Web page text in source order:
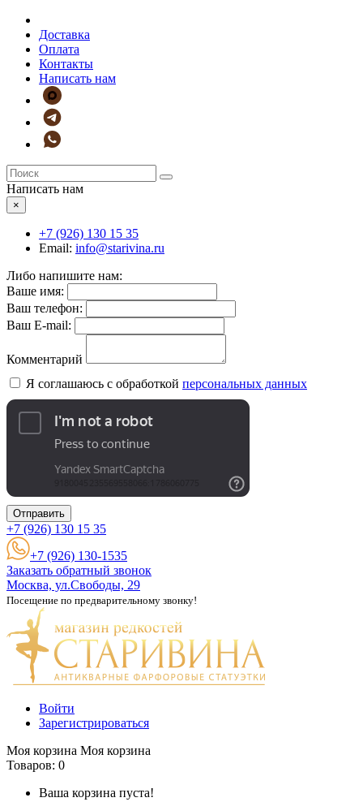
Доставка
Оплата
Контакты
Написать нам
Написать нам
×
+7 (926) 130 15 35
Email: info@starivina.ru
Либо напишите нам:
Ваше имя:
Ваш телефон:
Ваш E-mail:
Комментарий
Я соглашаюсь с обработкой персональных данных
Отправить
+7 (926) 130 15 35
+7 (926) 130-1535
Заказать обратный звонок
Москва, ул.Свободы, 29
Посещение по предварительному звонку!
Войти
Зарегистрироваться
Моя корзина Моя корзина
Товаров: 0
Ваша корзина пуста!